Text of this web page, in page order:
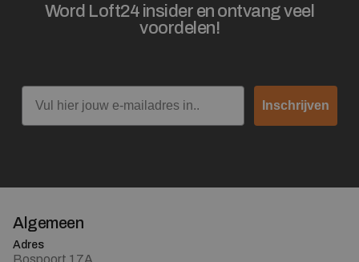
Word Loft24 insider en ontvang veel
voordelen!
Email
Inschrijven
Algemeen
Adres
Bospoort 17A